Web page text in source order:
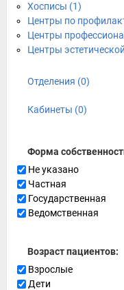
Хосписы (1)
Центры по
Центры
Центры
Отделения (0)
Кабинеты (0)
Форма
Не указано
Частная
Государственная
Ведомственная
Возраст пациентов:
Взрослые
Дети